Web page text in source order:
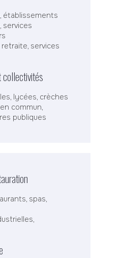
établissements
services
services
collectivités
lycées, crèches
commun,
publiques
spas,